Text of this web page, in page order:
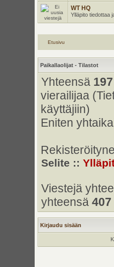
WT HQ
Ylläpito tiedottaa
Etusivu
Paikallaolijat - Tilastot
Yhteensä 197
vierailijaa
käyttäjiin)
Eniten
Selite ::
Viestejä
yhteensä 407
Kirjaudu sisään